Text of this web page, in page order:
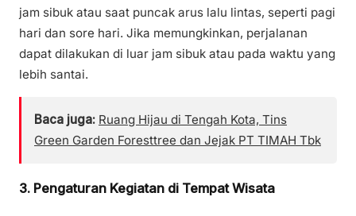
jam sibuk atau saat puncak arus lalu lintas, seperti pagi
hari dan sore hari. Jika memungkinkan, perjalanan
dapat dilakukan di luar jam sibuk atau pada waktu yang
lebih santai.
Baca juga: Ruang Hijau di Tengah Kota, Tins
Green Garden Foresttree dan Jejak PT TIMAH Tbk
3. Pengaturan Kegiatan di Tempat Wisata